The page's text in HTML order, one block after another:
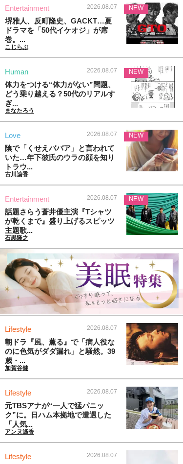
Entertainment 2026.08.07
堺雅人、反町隆史、GACKT…夏
ドラマを「50代イケオジ」が席
巻。...
こじらぶ
NEW
Human 2026.08.07
体力をつける“体力がない”問題、
どう乗り越える？50代のリアルす
ぎ...
まなたろう
NEW
Love 2026.08.07
陰で「くせえババア」と言われて
いた…年下彼氏のウラの顔を知り
トラウ...
古川諭香
NEW
Entertainment 2026.08.07
話題さらう蒼井優主演『Tシャツ
が乾くまで』盛り上げるスピッツ
主題歌...
石黒隆之
NEW
Lifestyle 2026.08.07
朝ドラ『風、薫る』で「病人役な
のに色気がダダ漏れ」と騒然。39
歳・...
加賀谷健
Lifestyle 2026.08.07
元TBSアナが“一人で猛パニッ
ク”に。日ハム本拠地で遭遇した
「人気...
アンヌ遙香
Lifestyle 2026.08.07